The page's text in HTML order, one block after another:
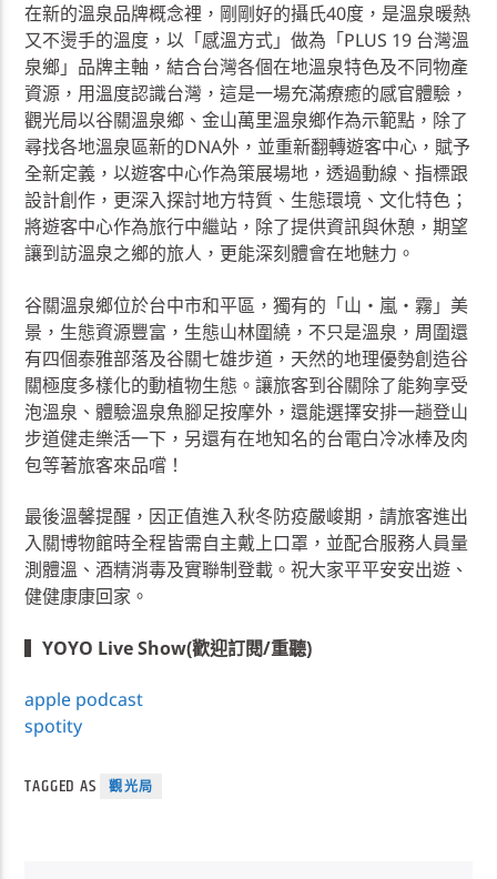
在新的溫泉品牌概念裡，剛剛好的攝氏40度，是溫泉暖熱
又不燙手的溫度，以「感溫方式」做為「PLUS 19 台灣溫
泉鄉」品牌主軸，結合台灣各個在地溫泉特色及不同物產
資源，用溫度認識台灣，這是一場充滿療癒的感官體驗，
觀光局以谷關溫泉鄉、金山萬里溫泉鄉作為示範點，除了
尋找各地溫泉區新的DNA外，並重新翻轉遊客中心，賦予
全新定義，以遊客中心作為策展場地，透過動線、指標跟
設計創作，更深入探討地方特質、生態環境、文化特色；
將遊客中心作為旅行中繼站，除了提供資訊與休憩，期望
讓到訪溫泉之鄉的旅人，更能深刻體會在地魅力。
谷關溫泉鄉位於台中市和平區，獨有的「山・嵐・霧」美
景，生態資源豐富，生態山林圍繞，不只是溫泉，周圍還
有四個泰雅部落及谷關七雄步道，天然的地理優勢創造谷
關極度多樣化的動植物生態。讓旅客到谷關除了能夠享受
泡溫泉、體驗溫泉魚腳足按摩外，還能選擇安排一趟登山
步道健走樂活一下，另還有在地知名的台電白冷冰棒及肉
包等著旅客來品嚐！
最後溫馨提醒，因正值進入秋冬防疫嚴峻期，請旅客進出
入關博物館時全程皆需自主戴上口罩，並配合服務人員量
測體溫、酒精消毒及實聯制登載。祝大家平平安安出遊、
健健康康回家。
▍YOYO Live Show(歡迎訂閱/重聽)
apple podcast
spotity
TAGGED AS 觀光局